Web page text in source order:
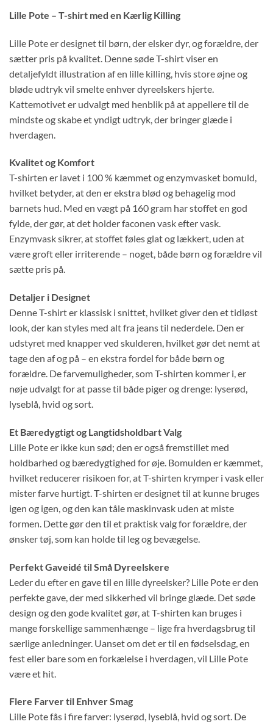
Lille Pote – T-shirt med en Kærlig Killing
Lille Pote er designet til børn, der elsker dyr, og forældre, der
sætter pris på kvalitet. Denne søde T-shirt viser en
detaljefyldt illustration af en lille killing, hvis store øjne og
bløde udtryk vil smelte enhver dyreelskers hjerte.
Kattemotivet er udvalgt med henblik på at appellere til de
mindste og skabe et yndigt udtryk, der bringer glæde i
hverdagen.
Kvalitet og Komfort
T-shirten er lavet i 100 % kæmmet og enzymvasket bomuld,
hvilket betyder, at den er ekstra blød og behagelig mod
barnets hud. Med en vægt på 160 gram har stoffet en god
fylde, der gør, at det holder faconen vask efter vask.
Enzymvask sikrer, at stoffet føles glat og lækkert, uden at
være groft eller irriterende – noget, både børn og forældre vil
sætte pris på.
Detaljer i Designet
Denne T-shirt er klassisk i snittet, hvilket giver den et tidløst
look, der kan styles med alt fra jeans til nederdele. Den er
udstyret med knapper ved skulderen, hvilket gør det nemt at
tage den af og på – en ekstra fordel for både børn og
forældre. De farvemuligheder, som T-shirten kommer i, er
nøje udvalgt for at passe til både piger og drenge: lyserød,
lyseblå, hvid og sort.
Et Bæredygtigt og Langtidsholdbart Valg
Lille Pote er ikke kun sød; den er også fremstillet med
holdbarhed og bæredygtighed for øje. Bomulden er kæmmet,
hvilket reducerer risikoen for, at T-shirten krymper i vask eller
mister farve hurtigt. T-shirten er designet til at kunne bruges
igen og igen, og den kan tåle maskinvask uden at miste
formen. Dette gør den til et praktisk valg for forældre, der
ønsker tøj, som kan holde til leg og bevægelse.
Perfekt Gaveidé til Små Dyreelskere
Leder du efter en gave til en lille dyreelsker? Lille Pote er den
perfekte gave, der med sikkerhed vil bringe glæde. Det søde
design og den gode kvalitet gør, at T-shirten kan bruges i
mange forskellige sammenhænge – lige fra hverdagsbrug til
særlige anledninger. Uanset om det er til en fødselsdag, en
fest eller bare som en forkælelse i hverdagen, vil Lille Pote
være et hit.
Flere Farver til Enhver Smag
Lille Pote fås i fire farver: lyserød, lyseblå, hvid og sort. De